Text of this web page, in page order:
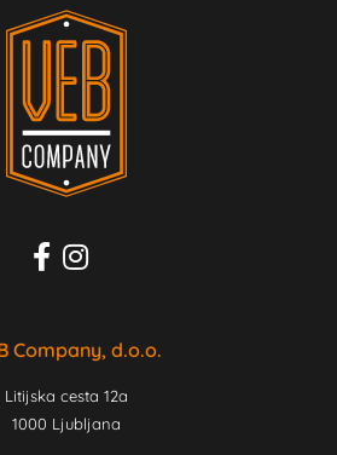
Company, d.o.o.
Litijska cesta 12a
1000 Ljubljana